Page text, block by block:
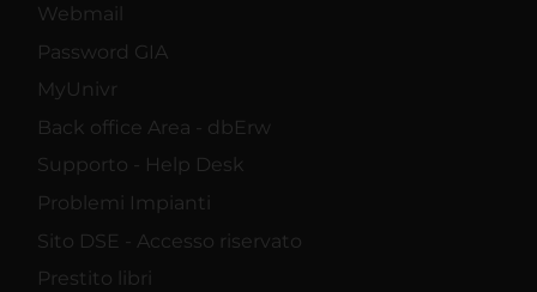
Webmail
Password GIA
MyUnivr
Back office Area - dbErw
Supporto - Help Desk
Problemi Impianti
Sito DSE - Accesso riservato
Prestito libri